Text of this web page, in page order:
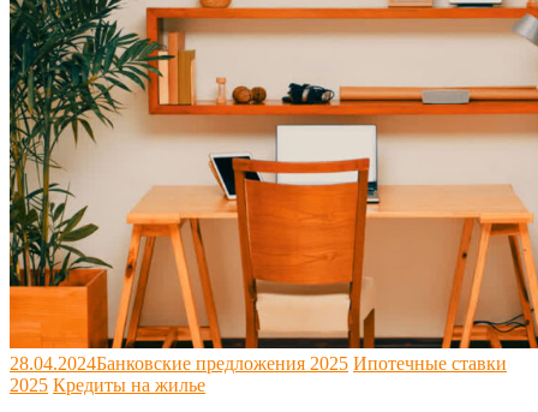
28.04.2024Банковские предложения 2025 Ипотечные ставки
2025 Кредиты на жилье